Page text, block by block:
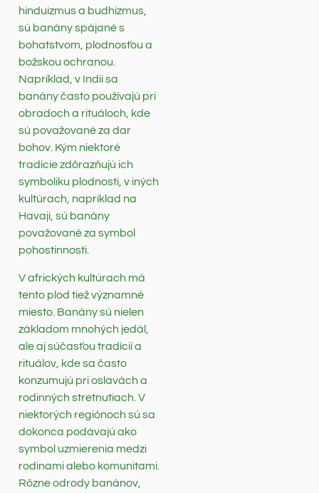
hinduizmus a budhizmus,
sú banány spájané s
bohatstvom, plodnosťou a
božskou ochranou.
Napríklad, v Indii sa
banány často používajú pri
obradoch a rituáloch, kde
sú považované za dar
bohov. Kým niektoré
tradície zdôrazňujú ich
symboliku plodnosti, v iných
kultúrach, napríklad na
Havaji, sú banány
považované za symbol
pohostinnosti.
V afrických kultúrach má
tento plod tiež významné
miesto. Banány sú nielen
základom mnohých jedál,
ale aj súčasťou tradícií a
rituálov, kde sa často
konzumujú pri oslavách a
rodinných stretnutiach. V
niektorých regiónoch sú sa
dokonca podávajú ako
symbol uzmierenia medzi
rodinami alebo komunitami.
Rôzne odrody banánov,